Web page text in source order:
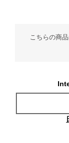
こちらの商